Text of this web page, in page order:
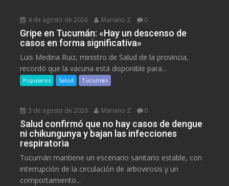
4 de agosto de 2026 Mariano Z 0
Gripe en Tucumán: «Hay un descenso de
casos en forma significativa»
Luis Medina Ruiz, ministro de Salud de la provincia,
recordó que la vacuna está disponible para...
Populares Salud Tucumán
3 de agosto de 2026 Mariano Z 0
Salud confirmó que no hay casos de dengue
ni chikungunya y bajan las infecciones
respiratoria
Tucumán mantiene un escenario sanitario estable, con
interrupción de la circulación de arbovirosis y un
comportamiento...